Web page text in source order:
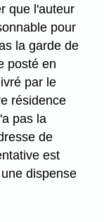
que l'auteur
pour
la garde de
posté en
par le
résidence
pas la
de
est
dispense